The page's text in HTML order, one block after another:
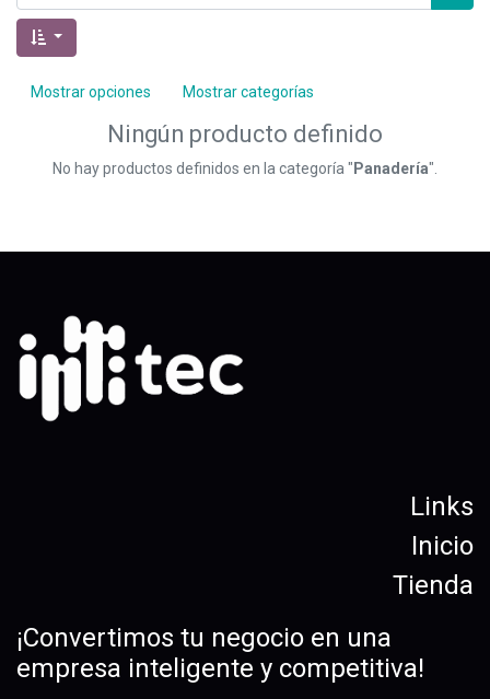
Mostrar opciones Mostrar categorías
Ningún producto definido
No hay productos definidos en la categoría " Panadería".
Links
Inicio
Tienda
¡Convertimos tu negocio en una
empresa inteligente y competitiva!